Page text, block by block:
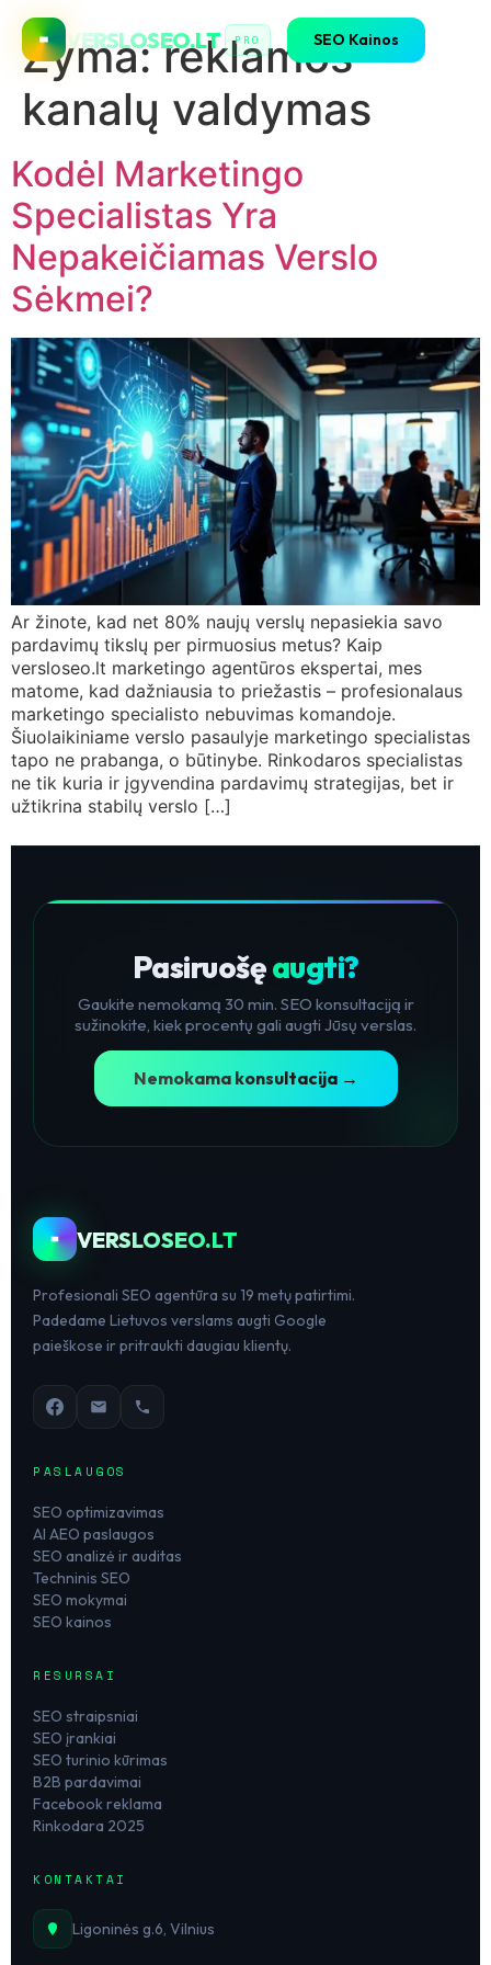
VERSLOSEO.LT PRO SEO Kainos
Žyma:reklamos
kanalų valdymas
Kodėl Marketingo
Specialistas Yra
Nepakeičiamas Verslo
Sėkmei?
Ar žinote, kad net 80% naujų verslų nepasiekia savo
pardavimų tikslų per pirmuosius metus? Kaip
versloseo.lt marketingo agentūros ekspertai, mes
matome, kad dažniausia to priežastis – profesionalaus
marketingo specialisto nebuvimas komandoje.
Šiuolaikiniame verslo pasaulyje marketingo specialistas
tapo ne prabanga, o būtinybe. Rinkodaros specialistas
ne tik kuria ir įgyvendina pardavimų strategijas, bet ir
užtikrina stabilų verslo […]
Pasiruošęaugti?
Gaukite nemokamą 30 min. SEO konsultaciją ir
sužinokite, kiek procentų gali augti Jūsų verslas.
Nemokama konsultacija →
VERSLOSEO.LT
Profesionali SEO agentūra su 19 metų patirtimi.
Padedame Lietuvos verslams augti Google
paieškose ir pritraukti daugiau klientų.
PASLAUGOS
SEO optimizavimas
AI AEO paslaugos
SEO analizė ir auditas
Techninis SEO
SEO mokymai
SEO kainos
RESURSAI
SEO straipsniai
SEO įrankiai
SEO turinio kūrimas
B2B pardavimai
Facebook reklama
Rinkodara 2025
KONTAKTAI
Ligoninės g.6, Vilnius